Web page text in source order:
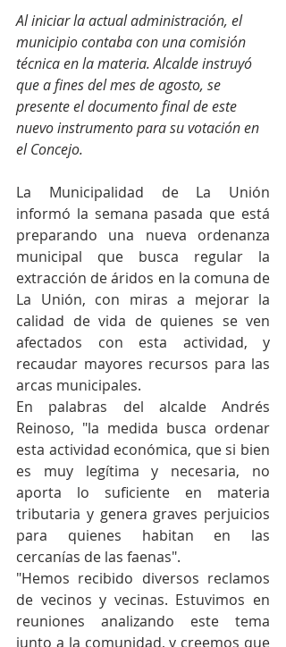
Al iniciar la actual administración, el
municipio contaba con una comisión
técnica en la materia. Alcalde instruyó
que a fines del mes de agosto, se
presente el documento final de este
nuevo instrumento para su votación en
el Concejo.
La Municipalidad de La Unión
informó la semana pasada que está
preparando una nueva ordenanza
municipal que busca regular la
extracción de áridos en la comuna de
La Unión, con miras a mejorar la
calidad de vida de quienes se ven
afectados con esta actividad, y
recaudar mayores recursos para las
arcas municipales.
En palabras del alcalde Andrés
Reinoso, "la medida busca ordenar
esta actividad económica, que si bien
es muy legítima y necesaria, no
aporta lo suficiente en materia
tributaria y genera graves perjuicios
para quienes habitan en las
cercanías de las faenas".
"Hemos recibido diversos reclamos
de vecinos y vecinas. Estuvimos en
reuniones analizando este tema
junto a la comunidad, y creemos que